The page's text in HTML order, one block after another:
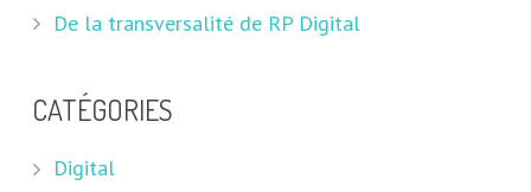
De la transversalité de RP Digital
CATÉGORIES
Digital